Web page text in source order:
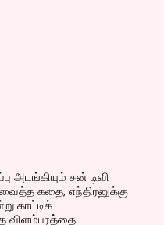
அடங்கியும் சன் டிவி
கதை, எந்திரனுக்கு
காட்டிக்
விளம்பரத்தை